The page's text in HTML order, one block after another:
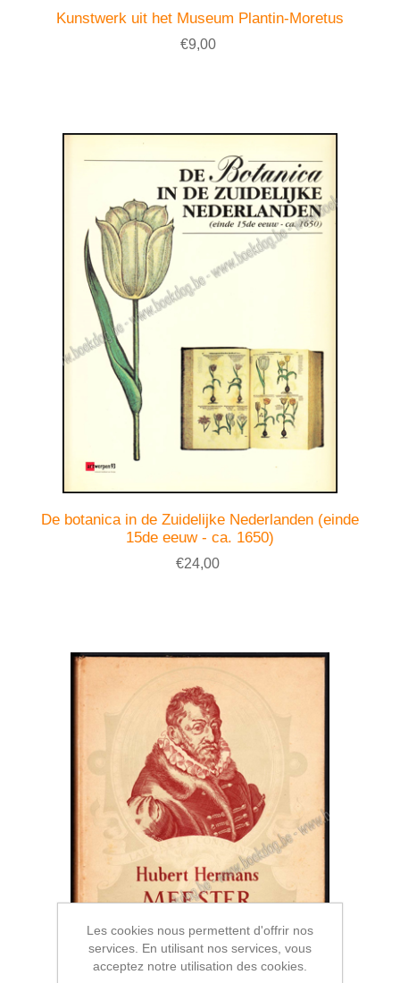
Kunstwerk uit het Museum Plantin-Moretus
€9,00
De botanica in de Zuidelijke Nederlanden (einde
15de eeuw - ca. 1650)
€24,00
Les cookies nous permettent d'offrir nos
services. En utilisant nos services, vous
acceptez notre utilisation des cookies.